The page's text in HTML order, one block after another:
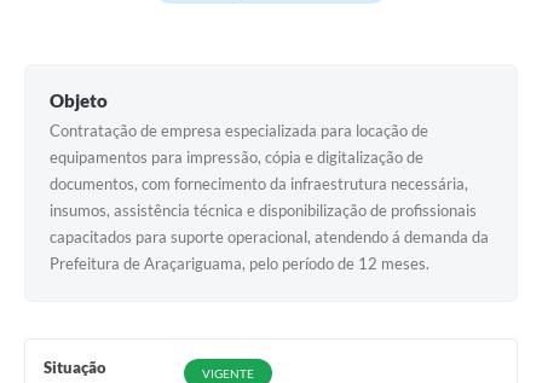
Objeto
Contratação de empresa especializada para locação de
equipamentos para impressão, cópia e digitalização de
documentos, com fornecimento da infraestrutura necessária,
insumos, assistência técnica e disponibilização de profissionais
capacitados para suporte operacional, atendendo á demanda da
Prefeitura de Araçariguama, pelo período de 12 meses.
Situação VIGENTE